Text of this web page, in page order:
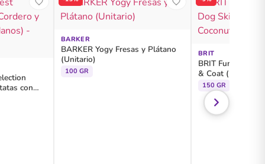
con
BARKER
BARKER Yogy Fresas y Plátano
(Unitario)
100 GR
BRIT
BRIT Functional
& Coat (Krill with
Pouch
150 GR